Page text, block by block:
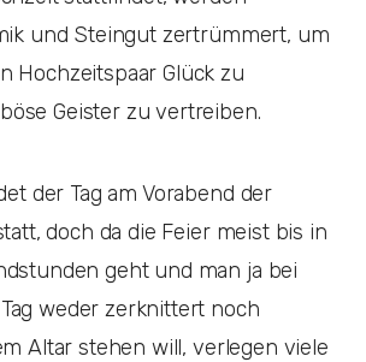
und Steingut zertrümmert, um
Hochzeitspaar Glück zu
Geister zu vertreiben.
der Tag am Vorabend der
doch da die Feier meist bis in
geht und man ja bei
weder zerknittert noch
Altar stehen will, verlegen viele